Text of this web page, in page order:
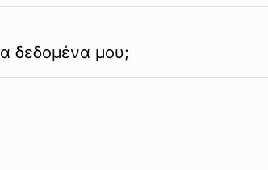
δεδομένα μου;